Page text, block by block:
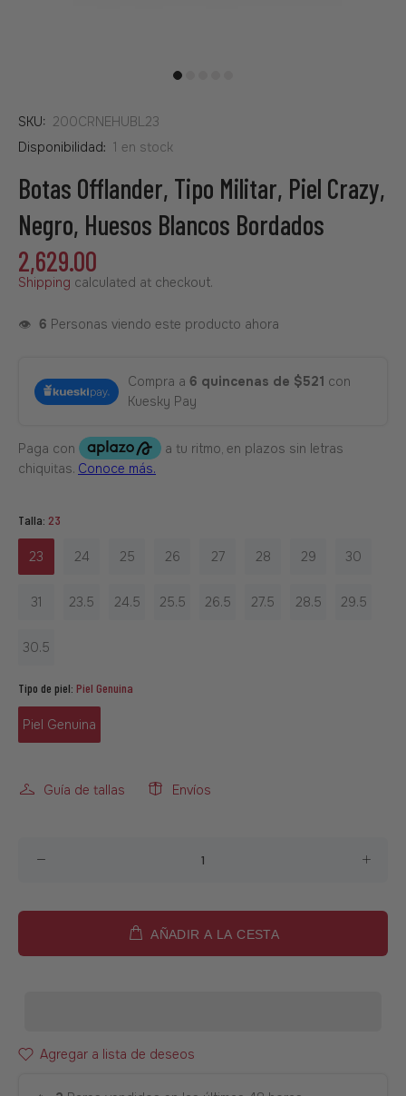
SKU: 200CRNEHUBL23
Disponibilidad: 1 en stock
Botas Offlander, Tipo Militar, Piel Crazy,
Negro, Huesos Blancos Bordados
2,629.00
Shipping calculated at checkout.
👁️ 6 Personas viendo este producto ahora
Compra a 6 quincenas de $521 con
Kuesky Pay
Talla: 23
23 24 25 26 27 28 29 30
31 23.5 24.5 25.5 26.5 27.5 28.5 29.5
30.5
Tipo de piel: Piel Genuina
Piel Genuina
Guía de tallas Envíos
AÑADIR A LA CESTA
Agregar a lista de deseos